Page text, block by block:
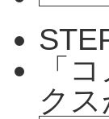
「
クス